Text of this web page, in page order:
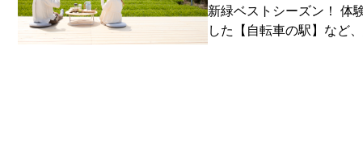
新緑ベストシーズン！ 体
した【自転車の駅】など